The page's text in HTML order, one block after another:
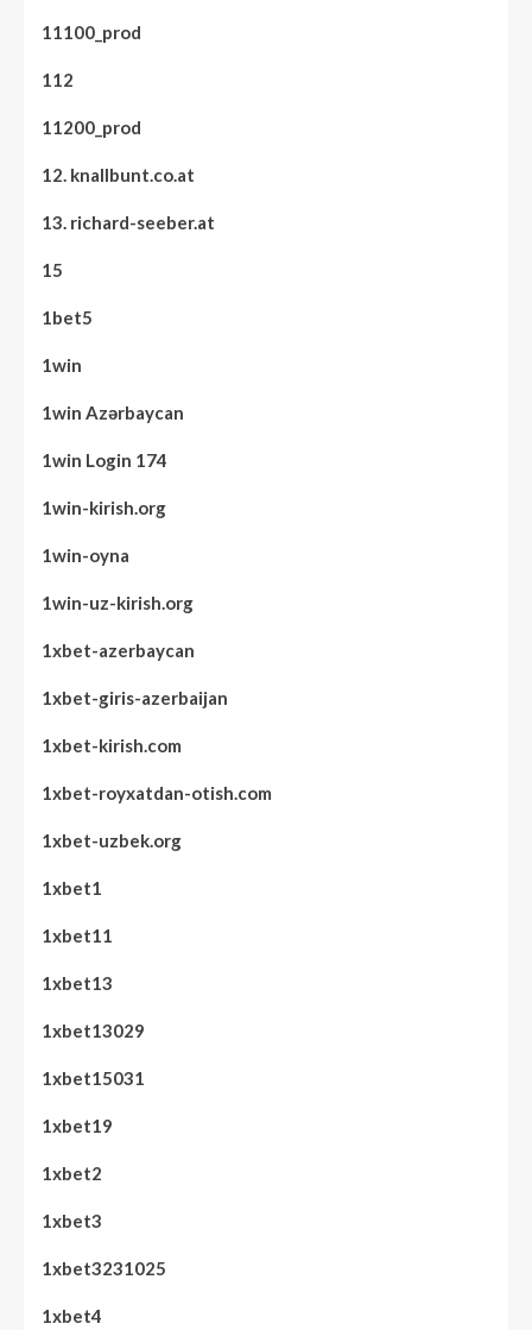
11100_prod
112
11200_prod
12. knallbunt.co.at
13. richard-seeber.at
15
1bet5
1win
1win Azərbaycan
1win Login 174
1win-kirish.org
1win-oyna
1win-uz-kirish.org
1xbet-azerbaycan
1xbet-giris-azerbaijan
1xbet-kirish.com
1xbet-royxatdan-otish.com
1xbet-uzbek.org
1xbet1
1xbet11
1xbet13
1xbet13029
1xbet15031
1xbet19
1xbet2
1xbet3
1xbet3231025
1xbet4